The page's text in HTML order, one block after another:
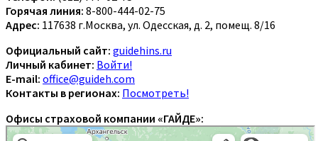
Горячая линия: 8-800-444-02-75
Адрес: 117638 г.Москва, ул. Одесская, д. 2, помещ. 8/16
Официальный сайт: guidehins.ru
Личный кабинет: Войти!
E-mail: office@guideh.com
Контакты в регионах: Посмотреть!
Офисы страховой компании «ГАЙДЕ»: